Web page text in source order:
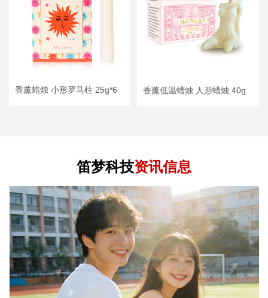
香薰蜡烛 小形罗马柱 25g*6 香薰低温蜡烛 人形蜡烛 40g
笛梦科技资讯信息